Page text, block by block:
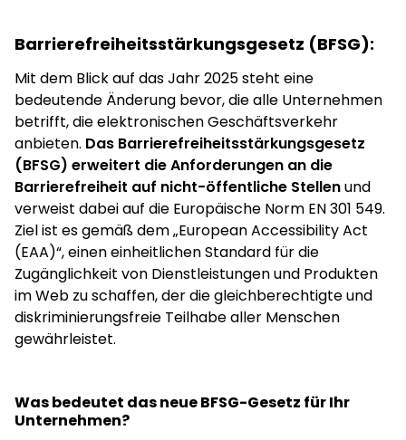
Barrierefreiheitsstärkungsgesetz (BFSG):
Mit dem Blick auf das Jahr 2025 steht eine
bedeutende Änderung bevor, die alle Unternehmen
betrifft, die elektronischen Geschäftsverkehr
anbieten. Das Barrierefreiheitsstärkungsgesetz
(BFSG) erweitert die Anforderungen an die
Barrierefreiheit auf nicht-öffentliche Stellenund
verweist dabei auf die Europäische Norm EN 301 549.
Ziel ist es gemäß dem „European Accessibility Act
(EAA)“, einen einheitlichen Standard für die
Zugänglichkeit von Dienstleistungen und Produkten
im Web zu schaffen, der die gleichberechtigte und
diskriminierungsfreie Teilhabe aller Menschen
gewährleistet.
Was bedeutet das neue BFSG-Gesetz für Ihr
Unternehmen?